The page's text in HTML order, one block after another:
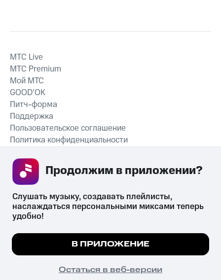
СКАЧАТЬ ПРИЛОЖЕНИЕ
MTС Live
MTС Premium
Мой МТС
GOOD’OK
Питч-форма
Поддержка
Пользовательское соглашение
Политика конфиденциальности
психотропных веществ, их аналогов причиняет вред здоровью,
их незаконный оборот запрещён и влечёт установленную
законодательством ответственность.
© 2026 ООО «КИОН».
Все права защищены
Мы используем куки, чтобы на сайте все
Подробнее
ПОНЯТНО
Слушать музыку, создавать плейлисты,
наслаждаться персональными миксами теперь
удобно!
В ПРИЛОЖЕНИЕ
Остаться в веб-версии